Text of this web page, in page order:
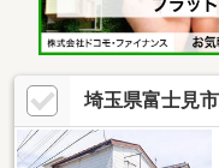
談はお気軽にお問い合わ
埼玉県富士見